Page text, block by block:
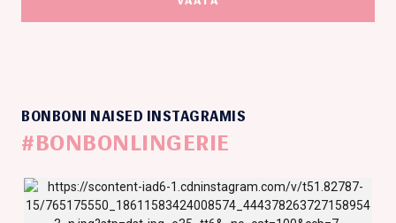
BONBONI NAISED INSTAGRAMIS
#BONBONLINGERIE